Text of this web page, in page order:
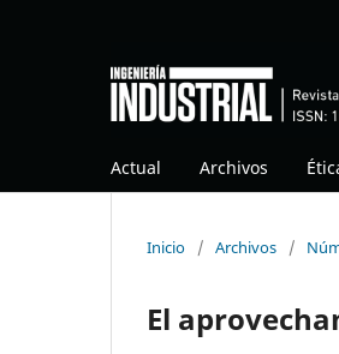
Actual Archivos
Inicio / Archivos /
El